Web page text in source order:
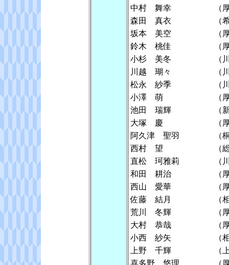
中村 舞幸
（
森田 真衣
（
坂本 美空
（
鈴木 桃佳
（
小杉 美冬
川越 瑚々
松永 紗季
小澤 萌
（
池田 瑞輝
大塚 慶
（
阿久津 聖羽
（
西村 望
（
直松 珂雅莉
和田 耕治
（
西山 愛華
（
佐藤 結月
（
荒川 冬輝
（
大村 恭哉
（
小西 紗矢
（
上野 千輝
喜多野 悠理
（